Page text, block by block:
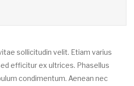
sollicitudin velit. Etiam varius
efficitur ex ultrices. Phasellus
condimentum. Aenean nec